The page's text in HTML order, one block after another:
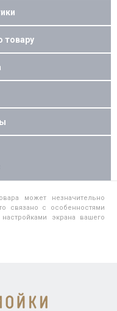
товару
может незначительно
связано с особенностями
экрана вашего